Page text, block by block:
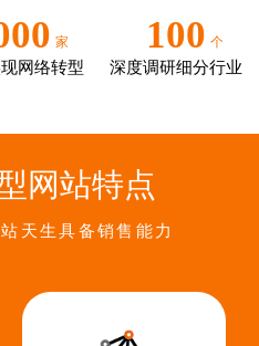
家
网络转型
100 个
深度调研细分行业
网站特点
天生具备销售能力